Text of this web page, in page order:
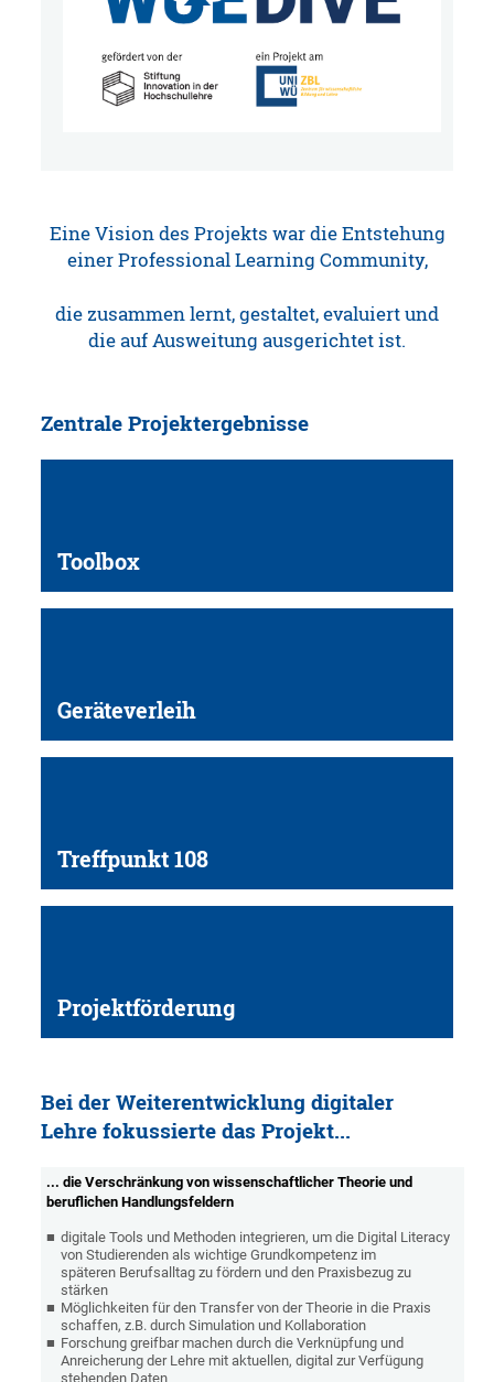
Eine Vision des Projekts war die Entstehung
einer Professional Learning Community,
die zusammen lernt, gestaltet, evaluiert und
die auf Ausweitung ausgerichtet ist.
Zentrale Projektergebnisse
Toolbox
Geräteverleih
Treffpunkt 108
Projektförderung
Bei der Weiterentwicklung digitaler
Lehre fokussierte das Projekt...
... die Verschränkung von wissenschaftlicher Theorie und
beruflichen Handlungsfeldern
digitale Tools und Methoden integrieren, um die Digital Literacy
von Studierenden als wichtige Grundkompetenz im
späteren Berufsalltag zu fördern und den Praxisbezug zu
stärken
Möglichkeiten für den Transfer von der Theorie in die Praxis
schaffen, z.B. durch Simulation und Kollaboration
Forschung greifbar machen durch die Verknüpfung und
Anreicherung der Lehre mit aktuellen, digital zur Verfügung
stehenden Daten